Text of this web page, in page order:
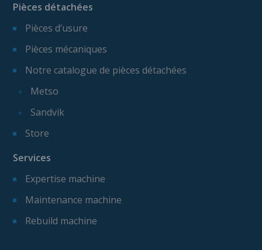
Pièces détachées
Pièces d’usure
Pièces mécaniques
Notre catalogue de pièces détachées
Metso
Sandvik
Store
Services
Expertise machine
Maintenance machine
Rebuild machine